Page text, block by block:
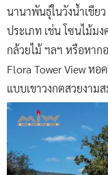
นานาพันธุ์ในวังน้ำเขีย
ประเภท เช่น โซนไม้ม
กล้วยไม้ ฯลฯ หรือหาก
Flora Tower View ห
แบบเขาวงกตสวยงาม